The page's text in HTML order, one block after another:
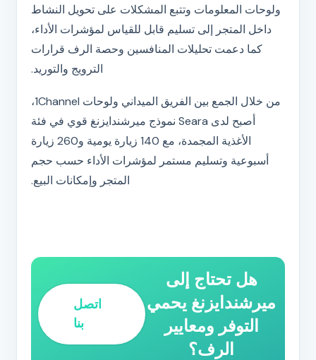
ولوحات المعلومات وتتبع المشكلات على تحويل النشاط
داخل المتجر إلى تسليم قابل للقياس لمؤشرات الأداء،
كما دعمت تحليلات المنافسين وحصة الرف قرارات
الترويج والتوريد.
من خلال الجمع بين الفريق الميداني ولوحات 1Channel،
أصبح لدى Seara نموذج ميرشندايزنغ قوي في فئة
الأغذية المجمدة، مع 140 زيارة يومية و260 زيارة
أسبوعية وتسليم مستمر لمؤشرات الأداء حسب حجم
المتجر وإمكانات البيع.
هل تحتاج إلى
ميرشندايزنغ يحمي
التوفر ومعايير
الرف؟
اتصل
بنا